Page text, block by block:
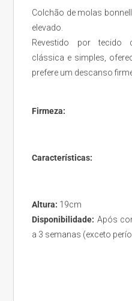
Colchão de molas
elevado.
Revestido por tecido
clássica e simples,
prefere um descanso
Firmeza:
Características:
Altura: 19cm
Disponibilidade: Após
a 3 semanas (exceto